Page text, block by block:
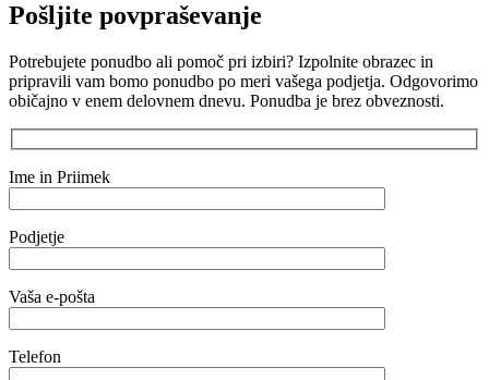
Pošljite povpraševanje
Potrebujete ponudbo ali pomoč pri izbiri? Izpolnite obrazec in
pripravili vam bomo ponudbo po meri vašega podjetja. Odgovorimo
običajno v enem delovnem dnevu. Ponudba je brez obveznosti.
Ime in Priimek
Podjetje
Vaša e-pošta
Telefon